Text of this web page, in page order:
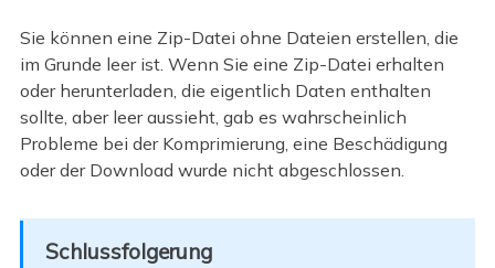
Sie können eine Zip-Datei ohne Dateien erstellen, die
im Grunde leer ist. Wenn Sie eine Zip-Datei erhalten
oder herunterladen, die eigentlich Daten enthalten
sollte, aber leer aussieht, gab es wahrscheinlich
Probleme bei der Komprimierung, eine Beschädigung
oder der Download wurde nicht abgeschlossen.
Schlussfolgerung